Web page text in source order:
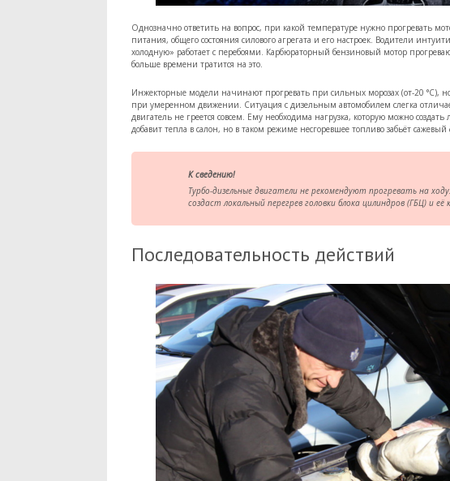
Однозначно ответить на вопрос, при какой температуре нужно прогревать
питания, общего состояния силового агрегата и его настроек. Водители
холодную» работает с перебоями. Карбюраторный бензиновый мотор
больше времени тратится на это.
Инжекторные модели начинают прогревать при сильных морозах (от-20 °C),
при умеренном движении. Ситуация с дизельным автомобилем слегка
двигатель не греется совсем. Ему необходима нагрузка, которую можно
добавит тепла в салон, но в таком режиме несгоревшее топливо забьёт
К сведению!
Турбо-дизельные двигатели не рекомендуют прогревать на
создаст локальный перегрев головки блока цилиндров (ГБЦ) и её
Последовательность действий